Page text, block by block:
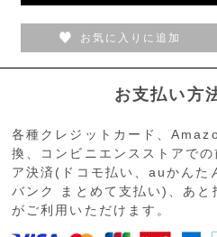
お気に入りに追加
お支払い方
各種クレジットカード、
換、コンビニエンスストアでの
ア決済(ドコモ払い、auかんた
バンク まとめて支払い)、あと
がご利用いただけます。